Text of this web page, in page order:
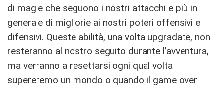
di magie che seguono i nostri attacchi e più in
generale di migliorie ai nostri poteri offensivi e
difensivi. Queste abilità, una volta upgradate, non
resteranno al nostro seguito durante l’avventura,
ma verranno a resettarsi ogni qual volta
supereremo un mondo o quando il game over